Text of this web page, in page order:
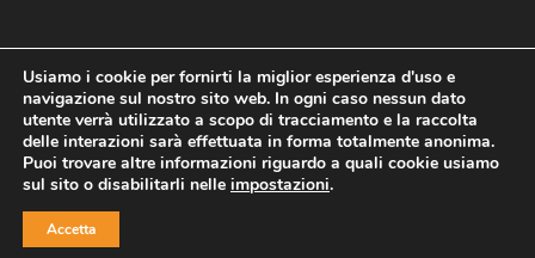
Home Statuto e bilancio
Contatti
Privacy
Cookie Child Protection Policy
Copyright © 2021 AddioPizzo | Tutti i diritti riservati | Sede
Usiamo i cookie per fornirti la miglior esperienza d'uso e
navigazione sul nostro sito web. In ogni caso nessun dato
utente verrà utilizzato a scopo di tracciamento e la raccolta
delle interazioni sarà effettuata in forma totalmente anonima.
Puoi trovare altre informazioni riguardo a quali cookie usiamo
sul sito o disabilitarli nelle impostazioni.
Accetta